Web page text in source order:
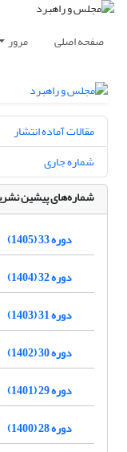
صفحه اصلی مرور
مقالات آماده انتشار
شماره جاری
شماره‌های پیشین
دوره 33 (1405)
دوره 32 (1404)
دوره 31 (1403)
دوره 30 (1402)
دوره 29 (1401)
دوره 28 (1400)